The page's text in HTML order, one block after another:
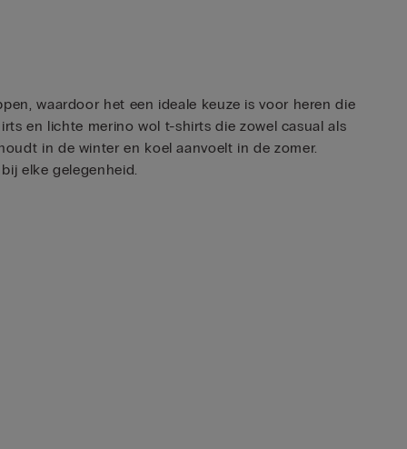
waardoor het een ideale keuze is voor heren die
en lichte merino wol t-shirts die zowel casual als
in de winter en koel aanvoelt in de zomer.
elke gelegenheid.